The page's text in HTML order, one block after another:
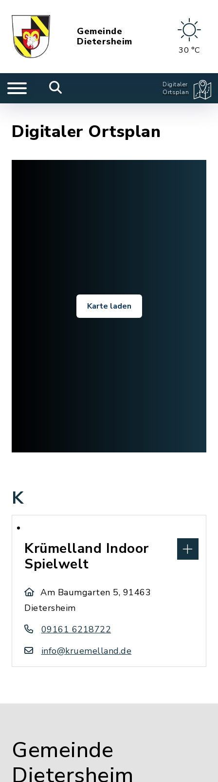
Gemeinde
Dietersheim
30 °C
Digitaler
Ortsplan
Digitaler Ortsplan
Karte laden
K
Krümelland Indoor
Spielwelt
Am Baumgarten 5, 91463
Dietersheim
09161 6218722
info@kruemelland.de
Gemeinde
Dietersheim